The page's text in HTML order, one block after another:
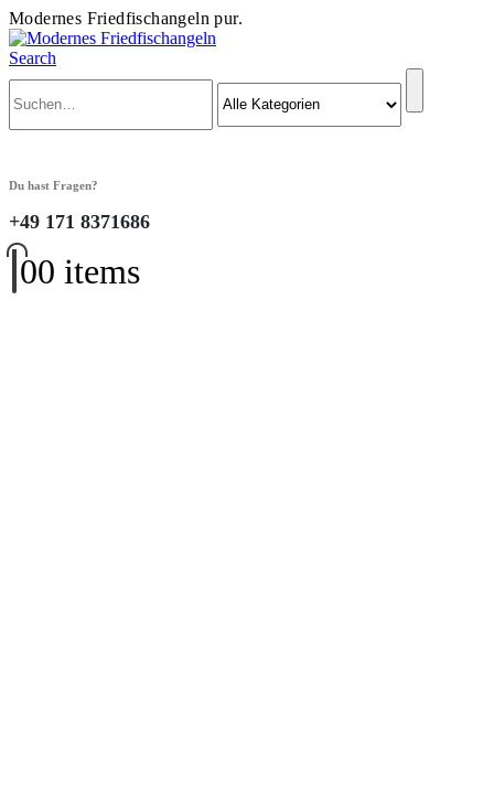
Modernes Friedfischangeln pur.
Search
Du hast Fragen?
+49 171 8371686
00 items